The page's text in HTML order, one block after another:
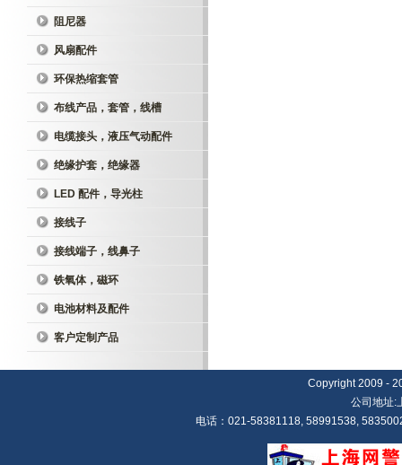
阻尼器
风扇配件
环保热缩套管
布线产品，套管，线槽
电缆接头，液压气动配件
绝缘护套，绝缘器
LED 配件，导光柱
接线子
接线端子，线鼻子
铁氧体，磁环
电池材料及配件
客户定制产品
Copyright 2009 -
公司地址:
电话：021-58381118, 58991538,